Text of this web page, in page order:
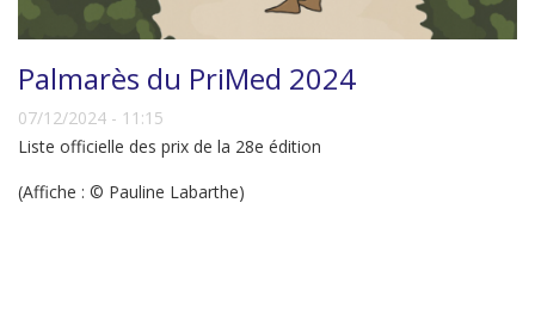
Palmarès du PriMed 2024
07/12/2024 - 11:15
Liste officielle des prix de la 28e édition
(Affiche : © Pauline Labarthe)